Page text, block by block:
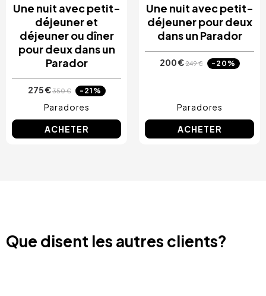
Une nuit avec petit-
déjeuner et
déjeuner ou dîner
pour deux dans un
Parador
275 €350 € -21%
Paradores
ACHETER
Une nuit avec petit-
déjeuner pour deux
dans un Parador
200 €249 € -20%
Paradores
ACHETER
Que disent les autres clients?